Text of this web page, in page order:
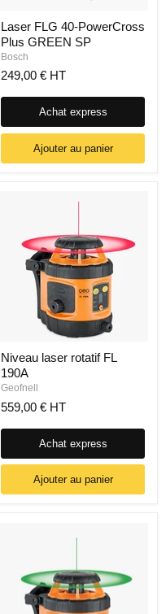
Laser FLG 40-PowerCross
Plus GREEN SP
Bosch
249,00 € HT
Achat express
Ajouter au panier
Niveau laser rotatif FL
190A
Geofnell
559,00 € HT
Achat express
Ajouter au panier